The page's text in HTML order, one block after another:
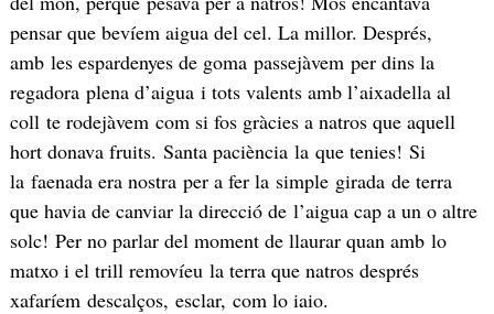
pensar que bevíem aigua del cel. La millor. Després,
amb les espardenyes de goma passejàvem per dins la
regadora plena d’aigua i tots valents amb l’aixadella al
coll te rodejàvem com si fos gràcies a natros que aquell
hort donava fruits. Santa paciència la que tenies! Si
la faenada era nostra per a fer la simple girada de terra
que havia de canviar la direcció de l’aigua cap a un o altre
solc! Per no parlar del moment de llaurar quan amb lo
matxo i el trill removíeu la terra que natros després
xafaríem descalços, esclar, com lo iaio.